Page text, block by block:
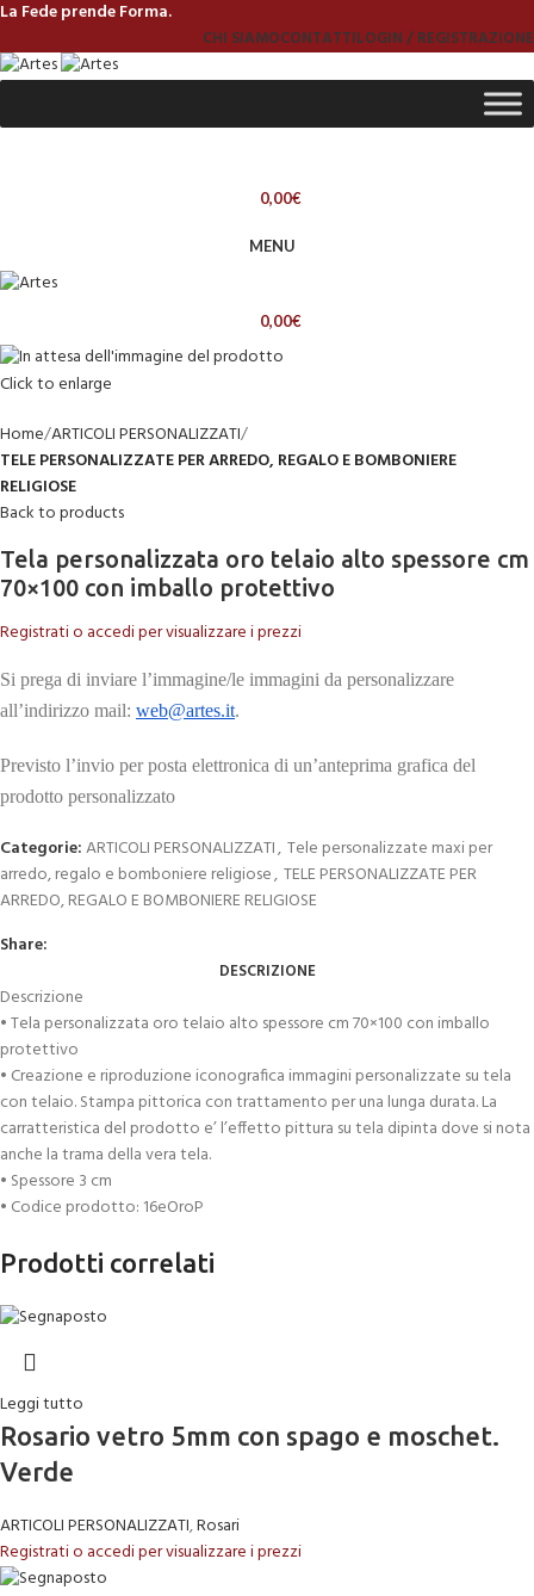
La Fede prende Forma.
CHI SIAMOCONTATTILOGIN / REGISTRAZIONE
0,00€
MENU
0,00€
Click to enlarge
Home ARTICOLI PERSONALIZZATI
TELE PERSONALIZZATE PER ARREDO, REGALO E BOMBONIERE
RELIGIOSE
Back to products
Tela personalizzata oro telaio alto spessore cm
70×100 con imballo protettivo
Registrati o accedi per visualizzare i prezzi
Si prega di inviare l’immagine/le immagini da personalizzare
all’indirizzo mail: web@artes.it.
Previsto l’invio per posta elettronica di un’anteprima grafica del
prodotto personalizzato
Categorie:ARTICOLI PERSONALIZZATI, Tele personalizzate maxi per
arredo, regalo e bomboniere religiose, TELE PERSONALIZZATE PER
ARREDO, REGALO E BOMBONIERE RELIGIOSE
Share:
DESCRIZIONE
Descrizione
• Tela personalizzata oro telaio alto spessore cm 70×100 con imballo
protettivo
• Creazione e riproduzione iconografica immagini personalizzate su tela
con telaio. Stampa pittorica con trattamento per una lunga durata. La
carratteristica del prodotto e’ l’effetto pittura su tela dipinta dove si nota
anche la trama della vera tela.
• Spessore 3 cm
• Codice prodotto: 16eOroP
Prodotti correlati
Leggi tutto
Rosario vetro 5mm con spago e moschet.
Verde
ARTICOLI PERSONALIZZATI,Rosari
Registrati o accedi per visualizzare i prezzi